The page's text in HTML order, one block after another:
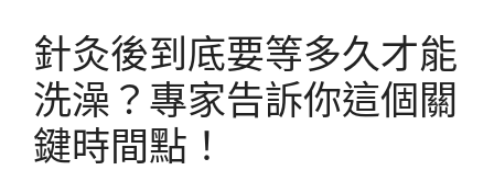
針灸後到底要等多久才能
洗澡？專家告訴你這個關
鍵時間點！